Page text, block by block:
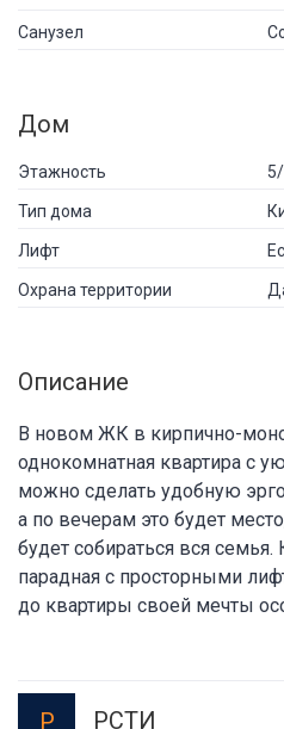
Санузел
Дом
Этажность
Тип дома
Лифт
Охрана территории
Описание
В новом ЖК в кирпично-
однокомнатная квартира с
можно сделать удобную
а по вечерам это будет
будет собираться вся
парадная с просторными
до квартиры своей мечты
Р РСТИ